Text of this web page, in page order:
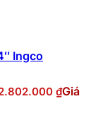
Ingco
₫Giá